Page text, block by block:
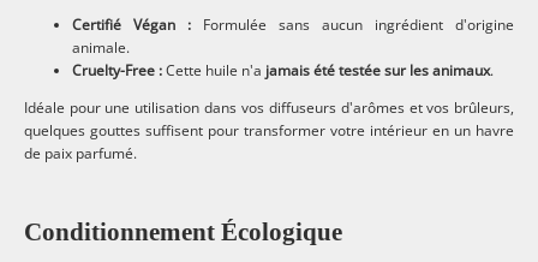
Certifié Végan :Formulée sans aucun ingrédient d'origine
animale.
Cruelty-Free :Cette huile n'a jamais été testée sur les animaux.
Idéale pour une utilisation dans vos diffuseurs d'arômes et vos brûleurs,
quelques gouttes suffisent pour transformer votre intérieur en un havre
de paix parfumé.
Conditionnement Écologique